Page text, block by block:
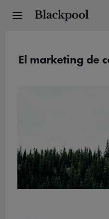
El marketing de